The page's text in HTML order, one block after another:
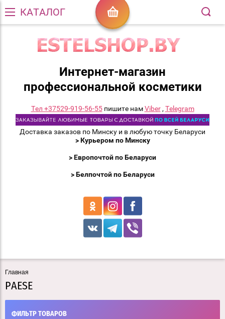
КАТАЛОГ
Интернет-магазин
профессиональной косметики
Тел +37529-919-56-55пишите намViber, Telegram
Доставка заказов по Минску и в любую точку Беларуси
> Курьером по Минску
> Европочтой по Беларуси
> Белпочтой по Беларуси
Главная
PAESE
ФИЛЬТР ТОВАРОВ